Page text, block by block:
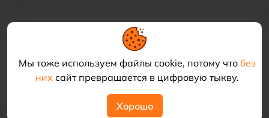
Мы тоже используем файлы cookie, потому что без
нихсайт превращается в цифровую тыкву.
Хорошо
© 2021–2026 «Академия КриоФрост»